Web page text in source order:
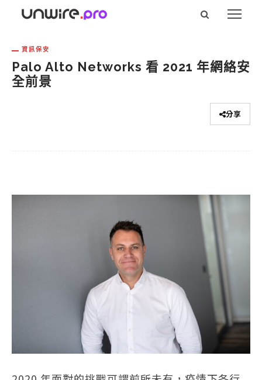
資訊保安
Palo Alto Networks 看 2021 年網絡安
全前景
分享